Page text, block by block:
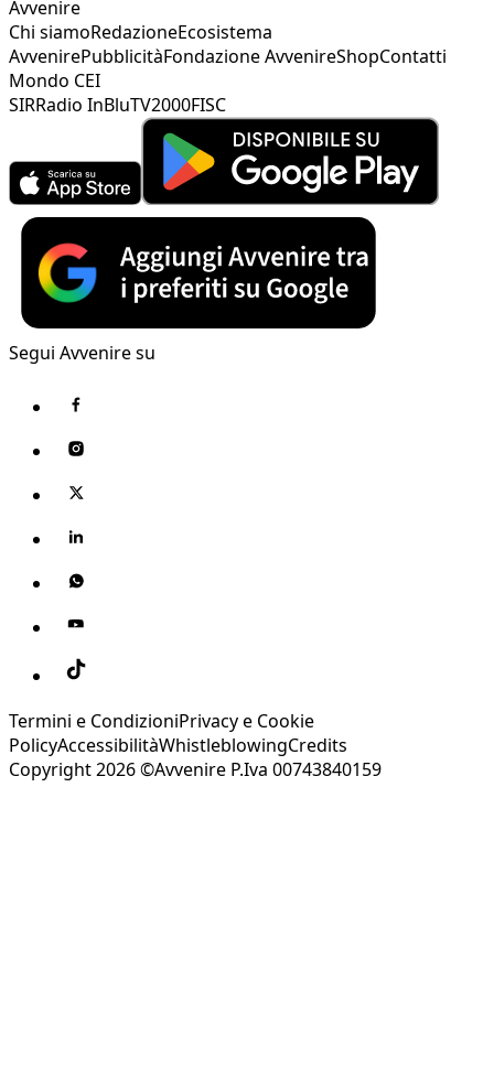
Avvenire
Chi siamoRedazioneEcosistema
AvvenirePubblicitàFondazione AvvenireShopContatti
Mondo CEI
SIRRadio InBluTV2000FISC
Segui Avvenire su
Termini e CondizioniPrivacy e Cookie
PolicyAccessibilitàWhistleblowingCredits
Copyright 2026 ©Avvenire P.Iva 00743840159